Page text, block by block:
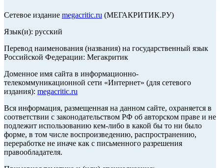
Сетевое издание megacritic.ru (МЕГАКРИТИК.РУ)
Язык(и): русский
Перевод наименования (названия) на государственный язык
Российской Федерации: Мегакритик
Доменное имя сайта в информационно-
телекоммуникационной сети «Интернет» (для сетевого
издания): megacritic.ru
Вся информация, размещенная на данном сайте, охраняется в
соответствии с законодательством РФ об авторском праве и не
подлежит использованию кем-либо в какой бы то ни было
форме, в том числе воспроизведению, распространению,
переработке не иначе как с письменного разрешения
правообладателя.